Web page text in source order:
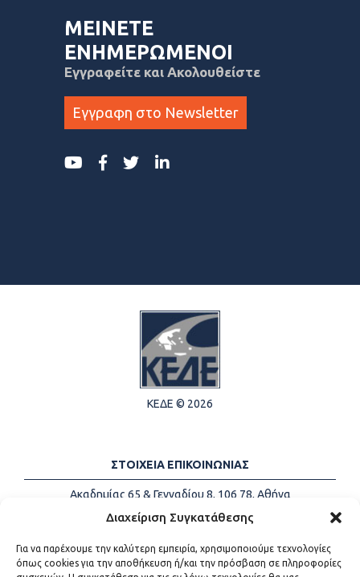
Διαχείριση Συγκατάθεσης
Για να παρέχουμε την καλύτερη εμπειρία, χρησιμοποιούμε τεχνολογίες
όπως cookies για την αποθήκευση ή/και την πρόσβαση σε πληροφορίες
ΜΕΙΝΕΤΕ
ΕΝΗΜΕΡΩΜΕΝΟΙ
Εγγραφείτε και Ακολουθείστε
Εγγραφη στο Newsletter
ΚΕΔΕ © 2026
ΣΤΟΙΧΕΙΑ ΕΠΙΚΟΙΝΩΝΙΑΣ
Ακαδημίας 65 & Γενναδίου 8, 106 78, Αθήνα
Τηλέφωνα:
+30 213-2147500
Email:
info@kede.gr